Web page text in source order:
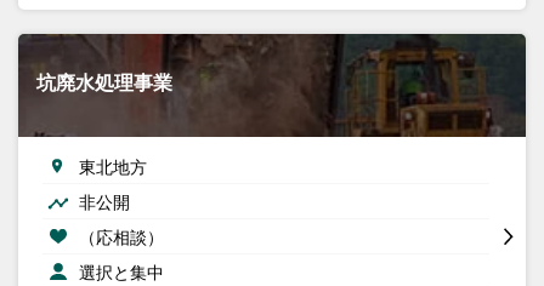
坑廃水処理事業
東北地方
非公開
（応相談）
選択と集中